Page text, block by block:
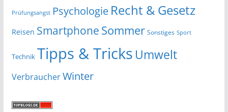
Prüfungsangst Psychologie Recht & Gesetz
Reisen Smartphone Sommer Sonstiges Sport
Technik Tipps & Tricks Umwelt
VerbraucherWinter